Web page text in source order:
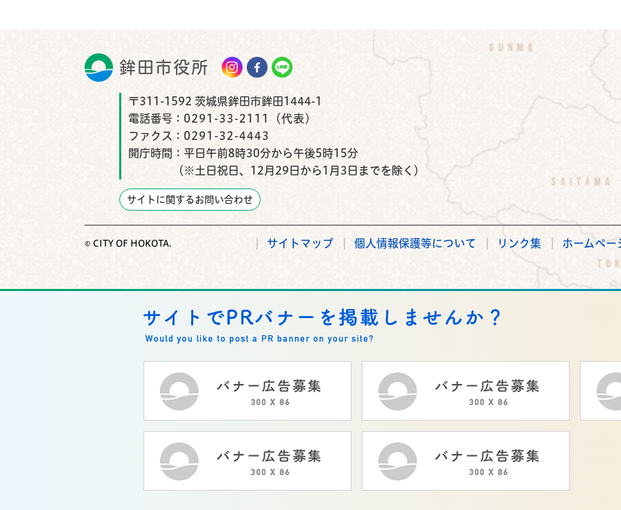
鉾田市役所 鉾田市公式Instagram
鉾田市公式Facebook
鉾田市公式LINE
〒311-1592 茨城県鉾田市鉾田1444-1
電話番号： 0291-33-2111（代表）
ファクス： 0291-32-4443
開庁時間： 平日午前8時30分から午後5時15分
（※土日祝日、12月29日から1月3日までを除く）
サイトに関するお問い合わせ
© CITY OF HOKOTA. サイトマップ 個人情報保護等について リンク集 ホームペー